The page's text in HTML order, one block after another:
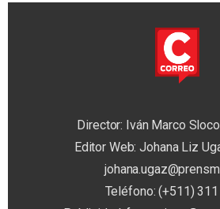
Director: Iván Marco
Editor Web: Johana Liz
Teléfono: (+511)